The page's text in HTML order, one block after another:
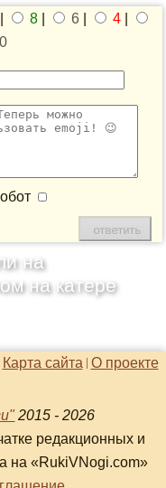
8 6 4
0
на
на катере
О проекте
Карта сайта
2015 - 2026
редакционных и
на «RukiVNogi.com»